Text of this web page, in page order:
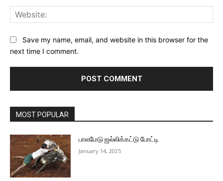
Save my name, email, and website in this browser for the
next time I comment.
MOST POPULAR
பாலமேடு ஜல்லிக்கட்டு போட்டி
January 14, 2025